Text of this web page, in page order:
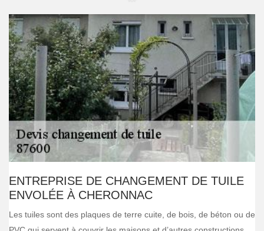
ENTREPRISE DE CHANGEMENT DE TUILE
ENVOLÉE À CHERONNAC
Les tuiles sont des plaques de terre cuite, de bois, de béton ou de